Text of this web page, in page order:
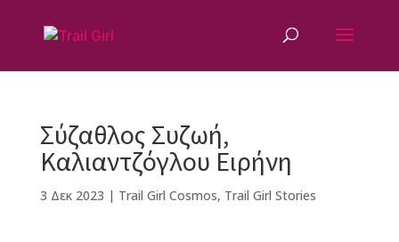
Σύζαθλος Συζωή,
Καλιαντζόγλου Ειρήνη
3 Δεκ 2023 | Trail Girl Cosmos, Trail Girl Stories